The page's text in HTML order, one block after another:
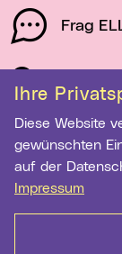
Ihre
Diese Website verwendet Cookies. Bitte wählen Sie Ihre
gewünschten
auf der
Impressum
Frag
Schau
Newsletter-
E-Mail-Adresse